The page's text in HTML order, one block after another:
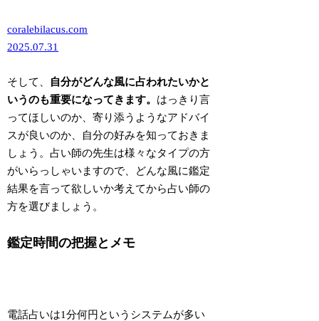
coralebilacus.com
2025.07.31
そして、
自分がどんな風に占われたいかと
いうのも重要になってきます。 はっきり言
ってほしいのか、寄り添うようなアドバイ
スが良いのか、自分の好みを知っておきま
しょう。占い師の先生は様々なタイプの方
がいらっしゃいますので、どんな風に鑑定
結果を言って欲しいか考えてから占い師の
方を選びましょう。
鑑定時間の把握とメモ
電話占いは1分何円というシステムが多い